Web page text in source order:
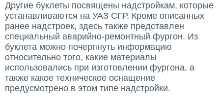
Другие буклеты посвящены надстройкам, которые
устанавливаются на УАЗ СГР. Кроме описанных
ранее надстроек, здесь также представлен
специальный аварийно-ремонтный фургон. Из
буклета можно почерпнуть информацию
относительно того, какие материалы
использовались при изготовлении фургона, а
также какое техническое оснащение
предусмотрено в этом типе надстройки.